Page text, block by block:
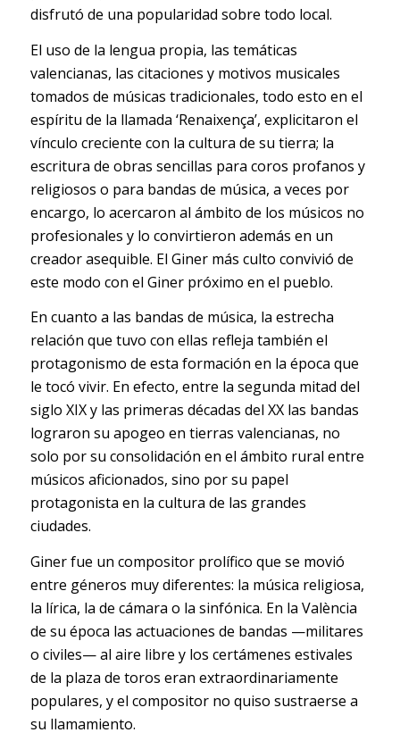
disfrutó de una popularidad sobre todo local.
El uso de la lengua propia, las temáticas
valencianas, las citaciones y motivos musicales
tomados de músicas tradicionales, todo esto en el
espíritu de la llamada ‘Renaixença’, explicitaron el
vínculo creciente con la cultura de su tierra; la
escritura de obras sencillas para coros profanos y
religiosos o para bandas de música, a veces por
encargo, lo acercaron al ámbito de los músicos no
profesionales y lo convirtieron además en un
creador asequible. El Giner más culto convivió de
este modo con el Giner próximo en el pueblo.
En cuanto a las bandas de música, la estrecha
relación que tuvo con ellas refleja también el
protagonismo de esta formación en la época que
le tocó vivir. En efecto, entre la segunda mitad del
siglo XIX y las primeras décadas del XX las bandas
lograron su apogeo en tierras valencianas, no
solo por su consolidación en el ámbito rural entre
músicos aficionados, sino por su papel
protagonista en la cultura de las grandes
ciudades.
Giner fue un compositor prolífico que se movió
entre géneros muy diferentes: la música religiosa,
la lírica, la de cámara o la sinfónica. En la València
de su época las actuaciones de bandas —militares
o civiles— al aire libre y los certámenes estivales
de la plaza de toros eran extraordinariamente
populares, y el compositor no quiso sustraerse a
su llamamiento.